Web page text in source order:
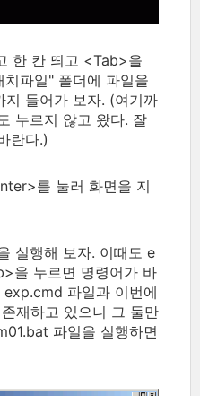
한 칸 띄고 <Tab>을
파일" 폴더에 파일을
지 들어가 보자. (여기까
누르지 않고 왔다. 잘
란다.)
를 눌러 화면을 지
실행해 보자. 이때도 e
을 누르면 명령어가 바
파일과 이번에
재하고 있으니 그 둘만
파일을 실행하면